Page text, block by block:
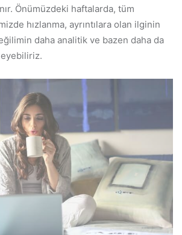
Önümüzdeki haftalarda, tüm
hızlanma, ayrıntılara olan ilginin
daha analitik ve bazen daha da